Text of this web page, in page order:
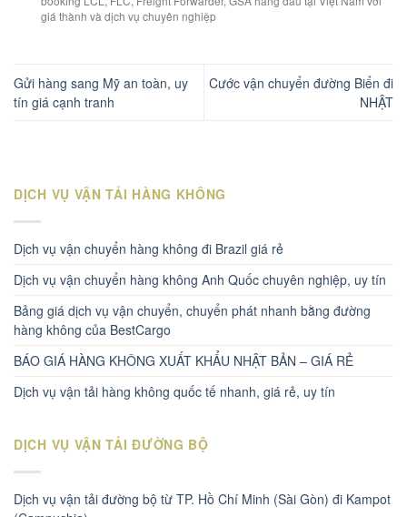
giá thành và dịch vụ chuyên nghiệp
Gửi hàng sang Mỹ an toàn, uy
tín giá cạnh tranh
Cước vận chuyển đường Biển đi
NHẬT
DỊCH VỤ VẬN TẢI HÀNG KHÔNG
Dịch vụ vận chuyển hàng không đi Brazil giá rẻ
Dịch vụ vận chuyển hàng không Anh Quốc chuyên nghiệp, uy tín
Bảng giá dịch vụ vận chuyển, chuyển phát nhanh bằng đường
hàng không của BestCargo
BÁO GIÁ HÀNG KHÔNG XUẤT KHẨU NHẬT BẢN – GIÁ RẺ
Dịch vụ vận tải hàng không quốc tế nhanh, giá rẻ, uy tín
DỊCH VỤ VẬN TẢI ĐƯỜNG BỘ
Dịch vụ vận tải đường bộ từ TP. Hồ Chí Minh (Sài Gòn) đi Kampot